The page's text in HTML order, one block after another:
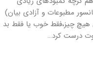
مطبوعات و آزادی بیان)
هیچ چیز،فقط خوب یا فقط بد
درست کرد…